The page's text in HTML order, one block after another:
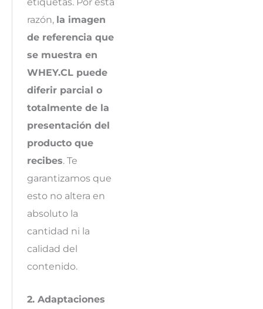
razón, la imagen
de referencia que
se muestra en
WHEY.CL puede
diferir parcial o
totalmente de la
presentación del
producto que
recibes. Te
garantizamos que
esto no altera en
absoluto la
cantidad ni la
calidad del
contenido.
2. Adaptaciones